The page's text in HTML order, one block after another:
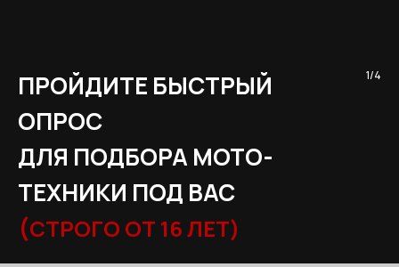
ПРОЙДИТЕ БЫСТРЫЙ
ОПРОС
ДЛЯ ПОДБОРА МОТО-
ТЕХНИКИ ПОД ВАС
(СТРОГО ОТ 16 ЛЕТ)
1/4